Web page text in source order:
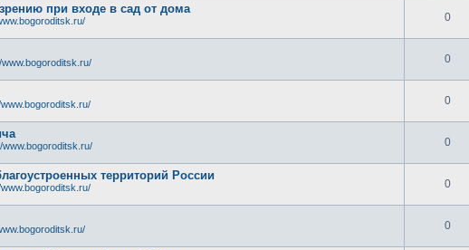
при входе в сад от дома
0
0
0
www.bogoroditsk.ru/ 0
территорий России
0
0